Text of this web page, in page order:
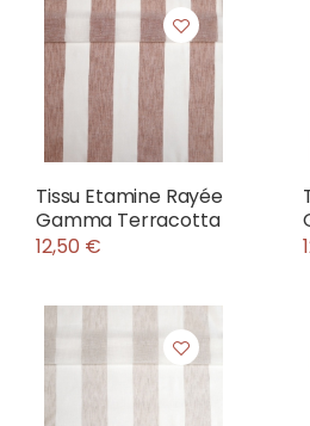
Tissu Etamine Rayée
Gamma Terracotta
12,50 €